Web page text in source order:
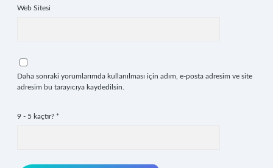
Web Sitesi
Daha sonraki yorumlarımda kullanılması için adım, e-posta adresim ve site
adresim bu tarayıcıya kaydedilsin.
9 - 5 kaçtır? *